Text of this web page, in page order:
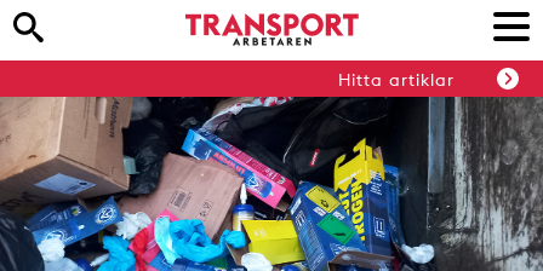
Hitta artiklar